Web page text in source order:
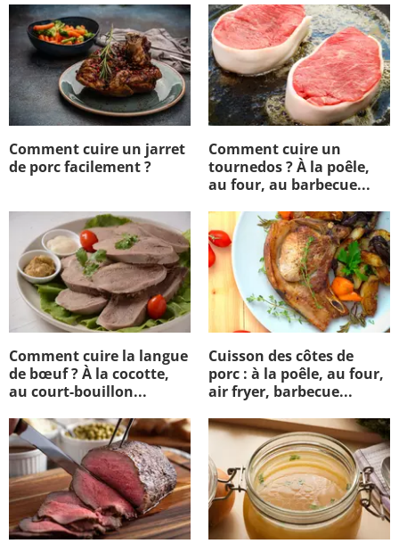
Comment cuire un jarret
de porc facilement ?
Comment cuire un
tournedos ? À la poêle,
au four, au barbecue...
Comment cuire la langue
de bœuf ? À la cocotte,
au court-bouillon...
Cuisson des côtes de
porc : à la poêle, au four,
air fryer, barbecue...